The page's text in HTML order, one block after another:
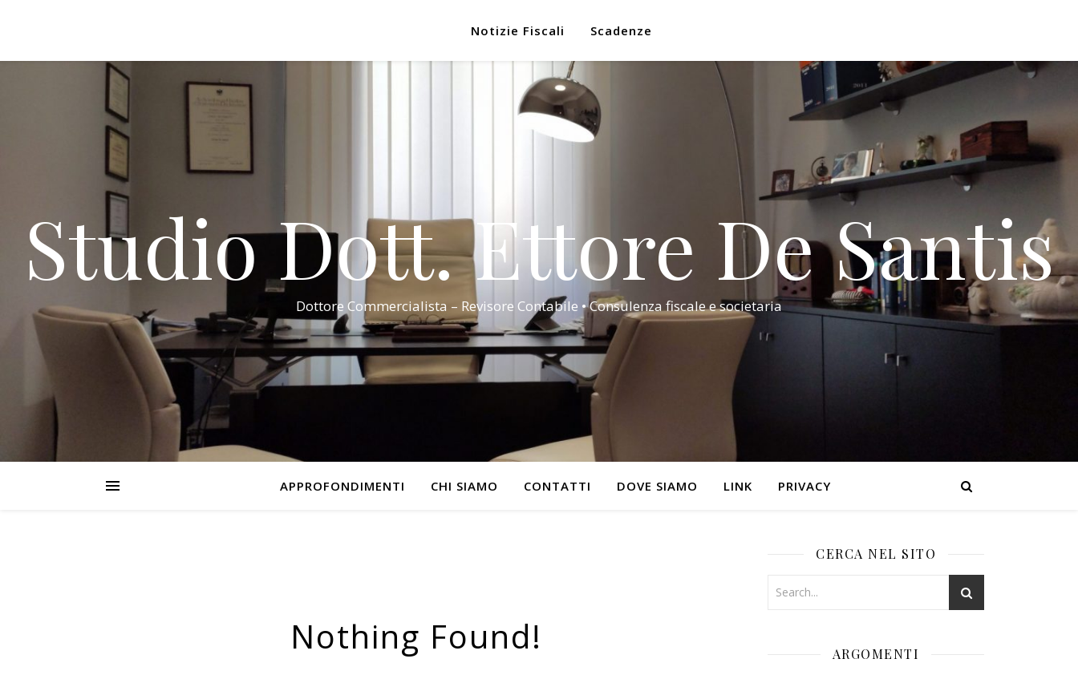
Notizie Fiscali Scadenze
Studio Dott. Ettore De Santis
Dottore Commercialista – Revisore Contabile • Consulenza fiscale e societaria
APPROFONDIMENTI CHI SIAMO CONTATTI DOVE SIAMO LINK PRIVACY
Nothing Found!
CERCA NEL SITO
ARGOMENTI